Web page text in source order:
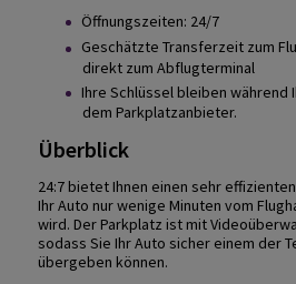
Öffnungszeiten: 24/7
Geschätzte Transferzeit zum
direkt zum Abflugterminal
Ihre Schlüssel bleiben während
dem Parkplatzanbieter.
Überblick
24:7 bietet Ihnen einen sehr
Ihr Auto nur wenige Minuten vom
wird. Der Parkplatz ist mit
sodass Sie Ihr Auto sicher einem der
übergeben können.